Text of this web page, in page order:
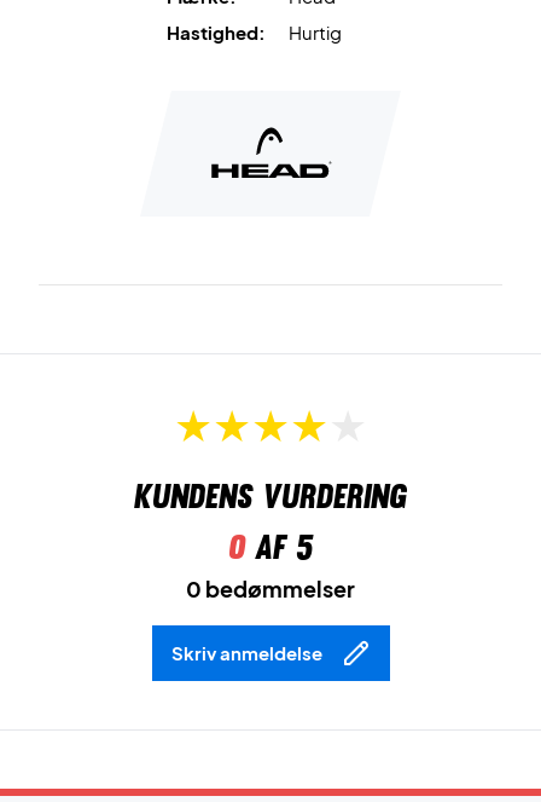
Hastighed:
Hurtig
Kundens vurdering
0af 5
0 bedømmelser
Skriv anmeldelse